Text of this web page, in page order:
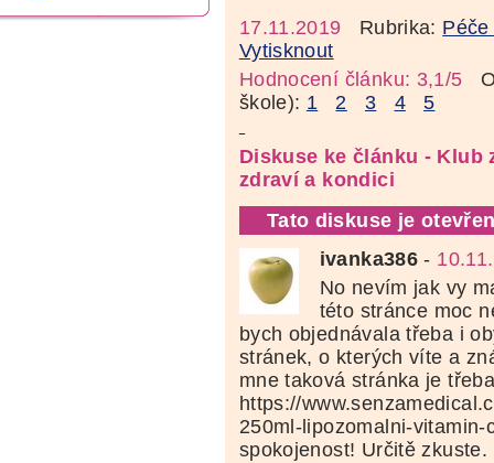
17.11.2019 Rubrika:
Vytisknout
Hodnocení článku: 3,1/5
škole): 1 2 3 4 5
Diskuse ke článku - Klub
zdraví a kondici
Tato diskuse je
ivanka386 -
No nevím jak vy
této stránce moc
bych objednávala třeba i
stránek, o kterých víte a
mne taková stránka je
https://
250ml-lipozomalni-
spokojenost! Určitě zkuste.